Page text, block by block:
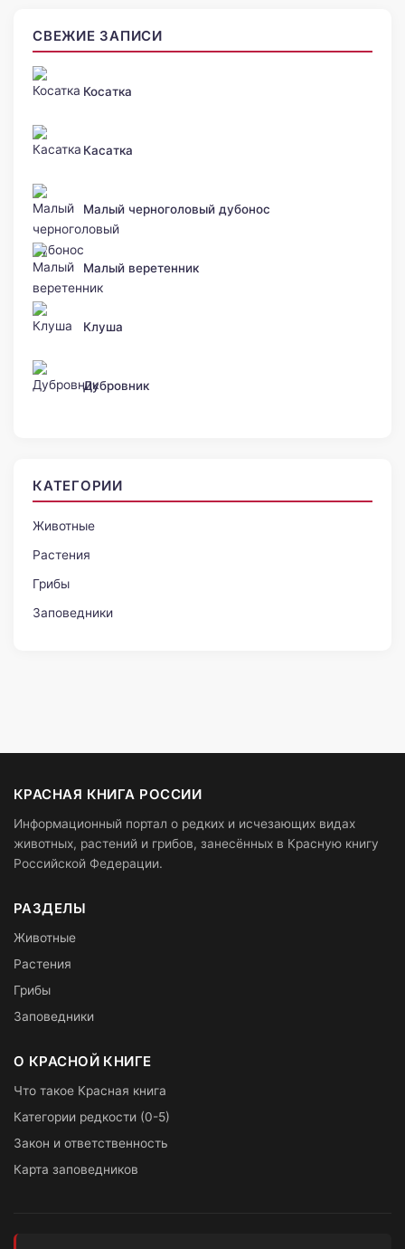
СВЕЖИЕ ЗАПИСИ
Косатка
Касатка
Малый черноголовый дубонос
Малый веретенник
Клуша
Дубровник
КАТЕГОРИИ
Животные
Растения
Грибы
Заповедники
КРАСНАЯ КНИГА РОССИИ
Информационный портал о редких и исчезающих видах
животных, растений и грибов, занесённых в Красную книгу
Российской Федерации.
РАЗДЕЛЫ
Животные
Растения
Грибы
Заповедники
О КРАСНОЙ КНИГЕ
Что такое Красная книга
Категории редкости (0-5)
Закон и ответственность
Карта заповедников